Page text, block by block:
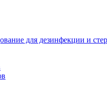
для дезинфекции и